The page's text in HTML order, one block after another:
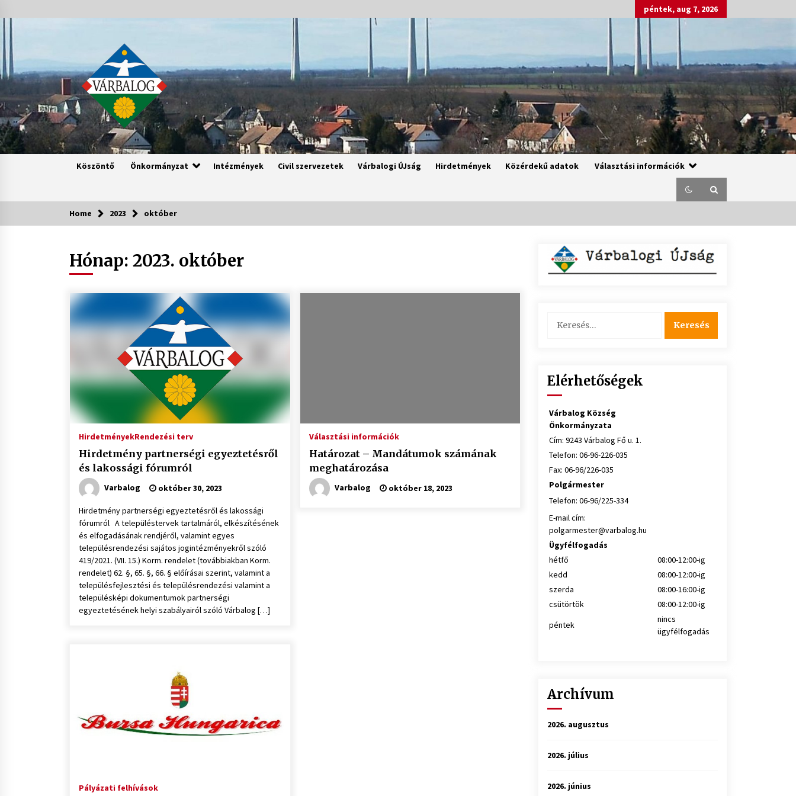
to
content
péntek, aug 7, 2026
Köszöntő Önkormányzat Intézmények Civil szervezetek Várbalogi ÚJság Hirdetmények Közérdekű adatok Választási információk
Home 2023 október
Hónap: 2023. október
HirdetményekRendezési terv
Hirdetmény partnerségi egyeztetésről
és lakossági fórumról
Varbalog október 30, 2023
Hirdetmény partnerségi egyeztetésről és lakossági
fórumról A településtervek tartalmáról, elkészítésének
és elfogadásának rendjéről, valamint egyes
településrendezési sajátos jogintézményekről szóló
419/2021. (VII. 15.) Korm. rendelet (továbbiakban Korm.
rendelet) 62. §, 65. §, 66. § előírásai szerint, valamint a
településfejlesztési és településrendezési valamint a
településképi dokumentumok partnerségi
egyeztetésének helyi szabályairól szóló Várbalog […]
Választási információk
Határozat – Mandátumok számának
meghatározása
Varbalog október 18, 2023
Pályázati felhívások
Elérhetőségek
Várbalog Község
Önkormányzata
Cím: 9243 Várbalog Fő u. 1.
Telefon: 06-96-226-035
Fax: 06-96/226-035
Polgármester
Telefon: 06-96/225-334
E-mail cím:
polgarmester@varbalog.hu
Ügyfélfogadás
hétfő
08:00-12:00-ig
kedd
08:00-12:00-ig
szerda
08:00-16:00-ig
csütörtök
08:00-12:00-ig
péntek
nincs
ügyfélfogadás
Archívum
2026. augusztus
2026. július
2026. június